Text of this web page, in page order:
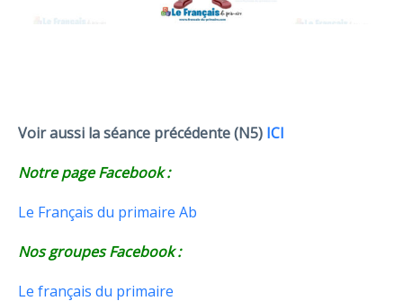
Voir aussi la séance précédente (N5) ICI
Notre page Facebook :
Le Français du primaire Ab
Nos groupes Facebook :
Le français du primaire